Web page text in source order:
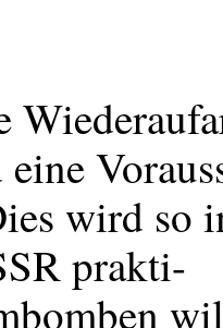
wird so
prakti-